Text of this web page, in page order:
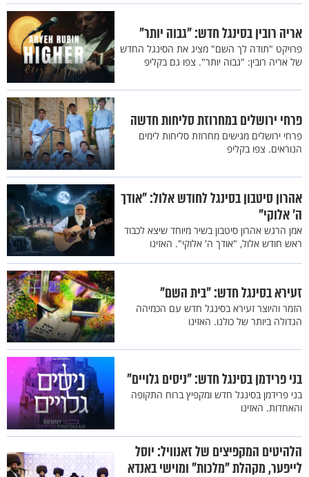
אריה רובין בסינגל חדש: "גבוה יותר"
פרויקט "תודה לך השם" מציג את הסינגל החדש
של אריה רובין: "גבוה יותר". צפו גם בקליפ
פרחי ירושלים במחרוזת סליחות חדשה
פרחי ירושלים מגישים מחרוזת סליחות לימים
הנוראים. צפו בקליפ
אהרון סיטבון בסינגל לחודש אלול: "אודך
ה' אלוקי"
אמן הרגש אהרון סיטבון בשיר מיוחד שיצא לכבוד
ראש חודש אלול, "אודך ה' אלוקי". האזינו
זעירא בסינגל חדש: "בית השם"
הזמר והיוצר זעירא בסינגל חדש עם הכמיהה
הגדולה ביותר של כולנו. האזינו
בני פרידמן בסינגל חדש: "ניסים גלויים"
בני פרידמן בסינגל חדש ומקפיץ ברוח התקופה
והאחדות. האזינו
הלהיטים המקפיצים של זאנוויל: יוסל
לייפער, מקהלת "מלכות" ומוישי באנדא